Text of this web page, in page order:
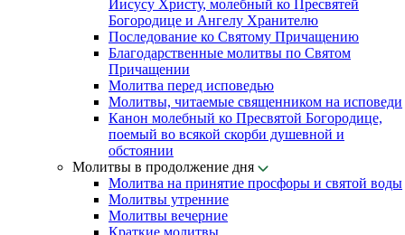
Иисусу Христу, молебный ко Пресвятей
Богородице и Ангелу Хранителю
Последование ко Святому Причащению
Благодарственные молитвы по Святом
Причащении
Молитва перед исповедью
Молитвы, читаемые священником на исповеди
Канон молебный ко Пресвятой Богородице,
поемый во всякой скорби душевной и
обстоянии
Молитвы в продолжение дня
Молитва на принятие просфоры и святой воды
Молитвы утренние
Молитвы вечерние
Краткие молитвы